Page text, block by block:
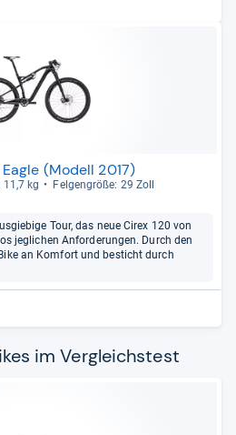
(Modell 2017)
11,7 kg Fel­gen­größe: 29 Zoll
Tour, das neue Cirex 120 von
jeglichen Anforderungen. Durch den
an Komfort und besticht durch
im Vergleichstest